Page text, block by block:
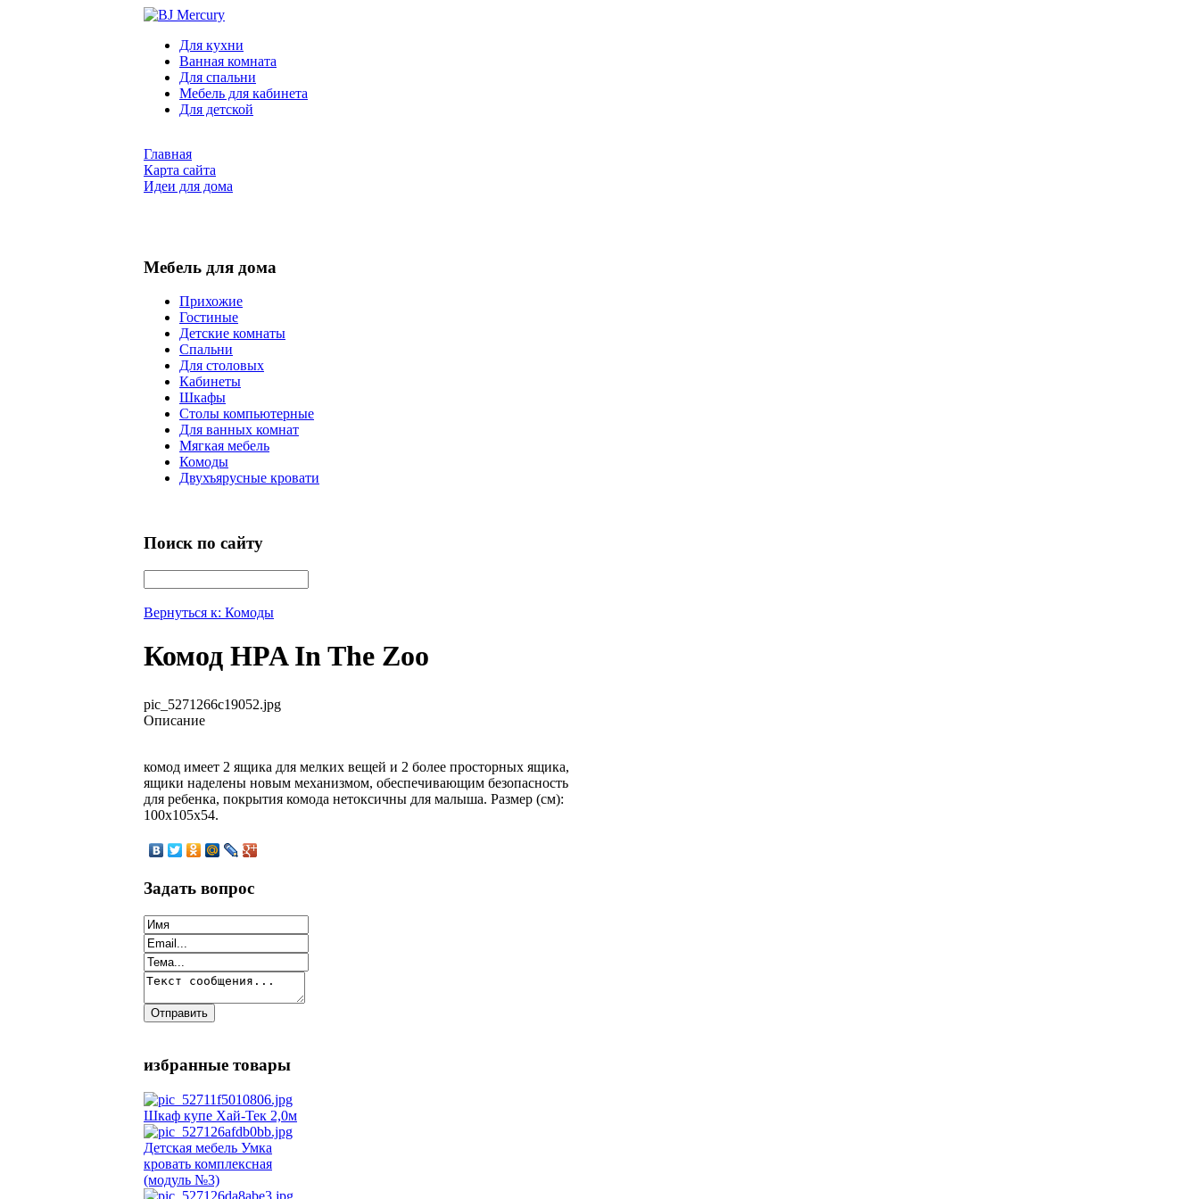
Для кухни
Ванная комната
Для спальни
Мебель для кабинета
Для детской
Главная
Карта сайта
Идеи для дома
Мебель для дома
Прихожие
Гостиные
Детские комнаты
Спальни
Для столовых
Кабинеты
Шкафы
Столы компьютерные
Для ванных комнат
Мягкая мебель
Комоды
Двухъярусные кровати
Поиск по сайту
Вернуться к: Комоды
Комод HPA In The Zoo
pic_5271266c19052.jpg
Описание
комод имеет 2 ящика для мелких вещей и 2 более просторных ящика,
ящики наделены новым механизмом, обеспечивающим безопасность
для ребенка, покрытия комода нетоксичны для малыша. Размер (см):
100х105х54.
Задать вопрос
избранные товары
Шкаф купе Хай-Тек 2,0м
Детская мебель Умка
кровать комплексная
(модуль №3)